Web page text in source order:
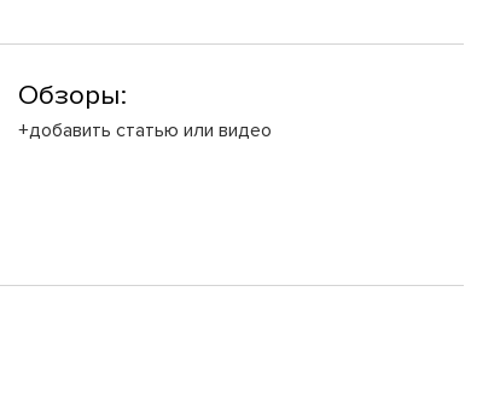
Обзоры:
+добавить статью или видео